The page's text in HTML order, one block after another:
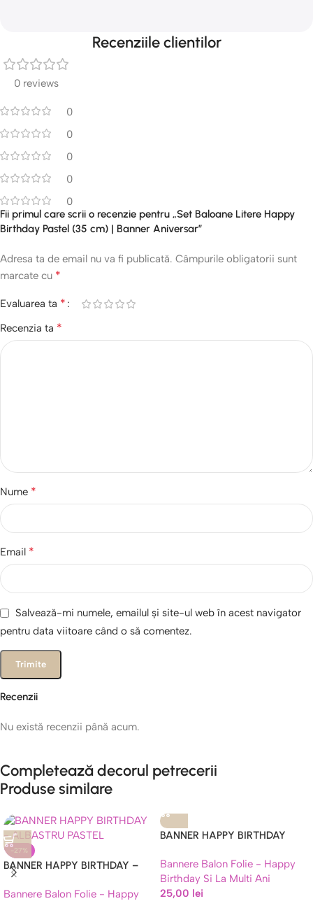
Recenziile clientilor
0 reviews
0
0
0
0
0
Recenzii
Nu există recenzii până acum.
Fii primul care scrii o recenzie pentru „Set Baloane Litere Happy
Birthday Pastel (35 cm) | Banner Aniversar”
Adresa ta de email nu va fi publicată. Câmpurile obligatorii sunt
marcate cu *
Evaluarea ta *
Recenzia ta *
Nume *
Email *
Salvează-mi numele, emailul și site-ul web în acest navigator
pentru data viitoare când o să comentez.
Completează decorul petrecerii
Produse similare
-27%
BANNER HAPPY BIRTHDAY –
ALBASTRU PASTEL
Bannere Balon Folie - Happy
BANNER HAPPY BIRTHDAY
Bannere Balon Folie - Happy
Birthday Si La Multi Ani
25,00 lei